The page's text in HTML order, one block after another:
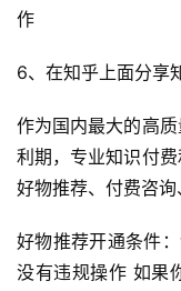
作
6、在知乎上面分享
作为国内最大的高
利期，专业知识付费
好物推荐、付费咨询
好物推荐开通条件
没有违规操作 如果